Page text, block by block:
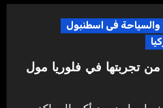
والسياحة فى اسطنبول
تجربتها في فلوريا مول